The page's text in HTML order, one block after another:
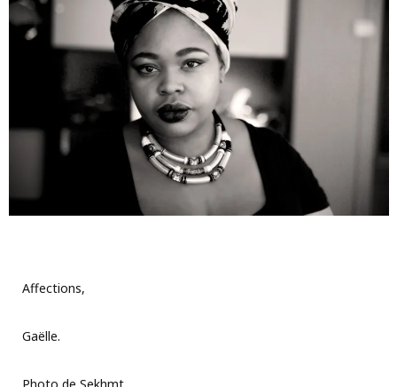
Affections,
Gaëlle.
Photo de Sekhmt